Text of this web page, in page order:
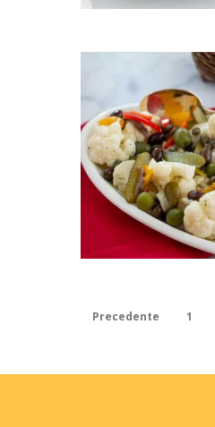
Precedente 1